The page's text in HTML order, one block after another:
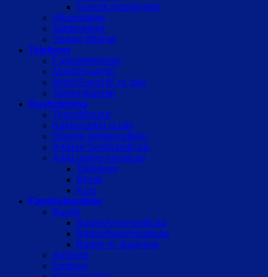
Svensk mobilitystok
Albuestokke
Støttestokke
Stokke tilbehør
Telefoner
Fastnettelefoner
Mobil/Smart tlf.
Mobil/Smart tlf. m. tale
Telefontilbehør
Husholdning
Timer/Minutur
Køkkenartikl.m.tale
Diverse køkkenartikler
Artikler/ Synshandicap.
Artikl./andre handicap
Tallerkner
Bestik
Krus
Færdselsartikler
Bagde
Badge/synshandicap
Badge/hørerhandicap
Badge m. diagnose
Armbind
Emblem